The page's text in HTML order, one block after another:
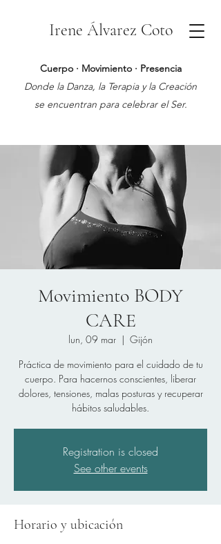
Irene Álvarez Coto
Cuerpo · Movimiento · Presencia
Donde la Danza, la Terapia y la Creación
se encuentran para celebrar el Ser.
Movimiento BODY
CARE
lun, 09 mar
  |
Gijón
Práctica de movimiento para el cuidado de tu
cuerpo. Para hacernos conscientes, liberar
dolores, tensiones, malas posturas y recuperar
hábitos saludables.
Registration is closed
See other events
Horario y ubicación